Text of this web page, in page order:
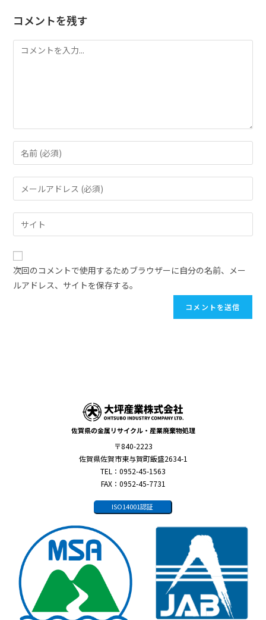
コメントを残す
次回のコメントで使用するためブラウザーに自分の名前、メー
ルアドレス、サイトを保存する。
佐賀県の金属リサイクル・産業廃棄物処理
〒840-2223
佐賀県佐賀市東与賀町飯盛2634-1
TEL：0952-45-1563
FAX：0952-45-7731
ISO14001認証